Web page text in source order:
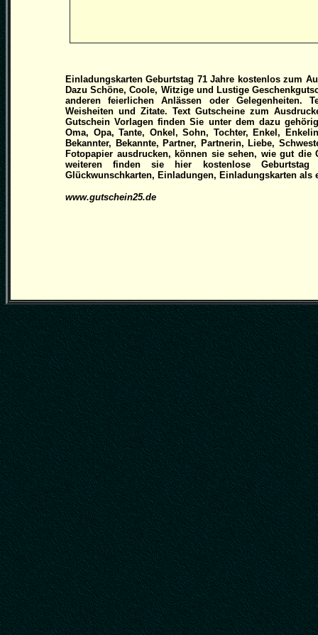
Einladungskarten Geburtstag 71 Jahre kostenlos zum
Dazu Schöne, Coole, Witzige und Lustige
anderen feierlichen Anlässen oder Gelegenheiten.
Weisheiten und Zitate. Text Gutscheine zum
Gutschein Vorlagen finden Sie unter dem dazu
Oma, Opa, Tante, Onkel, Sohn, Tochter, Enkel,
Bekannter, Bekannte, Partner, Partnerin, Liebe,
Fotopapier ausdrucken, können sie sehen, wie gut
weiteren finden sie hier kostenlose Geburtstag
Glückwunschkarten, Einladungen, Einladungskarten als
www.gutschein25.de